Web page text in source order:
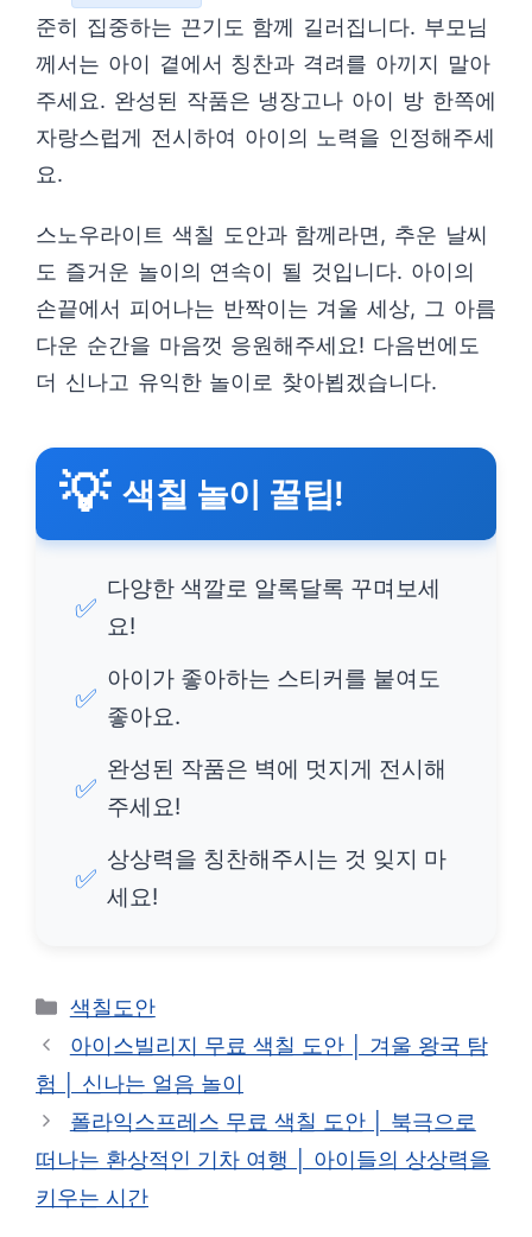
준히 집중하는 끈기도 함께 길러집니다. 부모님
께서는 아이 곁에서 칭찬과 격려를 아끼지 말아
주세요. 완성된 작품은 냉장고나 아이 방 한쪽에
자랑스럽게 전시하여 아이의 노력을 인정해주세
요.
스노우라이트 색칠 도안과 함께라면, 추운 날씨
도 즐거운 놀이의 연속이 될 것입니다. 아이의
손끝에서 피어나는 반짝이는 겨울 세상, 그 아름
다운 순간을 마음껏 응원해주세요! 다음번에도
더 신나고 유익한 놀이로 찾아뵙겠습니다.
💡 색칠 놀이 꿀팁!
✅
다양한 색깔로 알록달록 꾸며보세
요!
✅
아이가 좋아하는 스티커를 붙여도
좋아요.
✅
완성된 작품은 벽에 멋지게 전시해
주세요!
✅
상상력을 칭찬해주시는 것 잊지 마
세요!
카
테
고
리
색칠도안
아이스빌리지 무료 색칠 도안 │ 겨울 왕국 탐
험 │ 신나는 얼음 놀이
폴라익스프레스 무료 색칠 도안 │ 북극으로
떠나는 환상적인 기차 여행 │ 아이들의 상상력을
키우는 시간